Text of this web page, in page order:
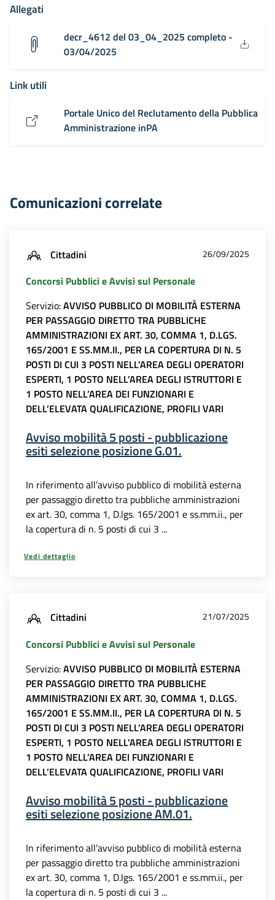
Allegati
decr_4612 del 03_04_2025 completo -
03/04/2025
Link utili
Portale Unico del Reclutamento della Pubblica
Amministrazione inPA
Comunicazioni correlate
Cittadini 26/09/2025
Concorsi Pubblici e Avvisi sul Personale
Servizio:AVVISO PUBBLICO DI MOBILITÀ ESTERNA
PER PASSAGGIO DIRETTO TRA PUBBLICHE
AMMINISTRAZIONI EX ART. 30, COMMA 1, D.LGS.
165/2001 E SS.MM.II., PER LA COPERTURA DI N. 5
POSTI DI CUI 3 POSTI NELL’AREA DEGLI OPERATORI
ESPERTI, 1 POSTO NELL’AREA DEGLI ISTRUTTORI E
1 POSTO NELL’AREA DEI FUNZIONARI E
DELL’ELEVATA QUALIFICAZIONE, PROFILI VARI
Avviso mobilità 5 posti - pubblicazione
esiti selezione posizione G.01.
In riferimento all’avviso pubblico di mobilità esterna
per passaggio diretto tra pubbliche amministrazioni
ex art. 30, comma 1, D.lgs. 165/2001 e ss.mm.ii., per
la copertura di n. 5 posti di cui 3 ...
Vedi dettaglio
Cittadini 21/07/2025
Concorsi Pubblici e Avvisi sul Personale
Servizio:AVVISO PUBBLICO DI MOBILITÀ ESTERNA
PER PASSAGGIO DIRETTO TRA PUBBLICHE
AMMINISTRAZIONI EX ART. 30, COMMA 1, D.LGS.
165/2001 E SS.MM.II., PER LA COPERTURA DI N. 5
POSTI DI CUI 3 POSTI NELL’AREA DEGLI OPERATORI
ESPERTI, 1 POSTO NELL’AREA DEGLI ISTRUTTORI E
1 POSTO NELL’AREA DEI FUNZIONARI E
DELL’ELEVATA QUALIFICAZIONE, PROFILI VARI
Avviso mobilità 5 posti - pubblicazione
esiti selezione posizione AM.01.
In riferimento all’avviso pubblico di mobilità esterna
per passaggio diretto tra pubbliche amministrazioni
ex art. 30, comma 1, D.lgs. 165/2001 e ss.mm.ii., per
la copertura di n. 5 posti di cui 3 ...